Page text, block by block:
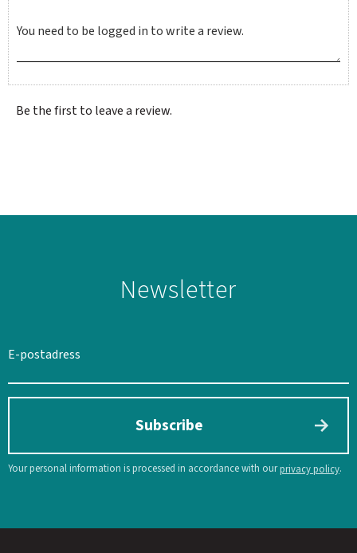
Be the first to leave a review.
Newsletter
Subscribe
Your personal information is processed in accordance with ourprivacy policy.